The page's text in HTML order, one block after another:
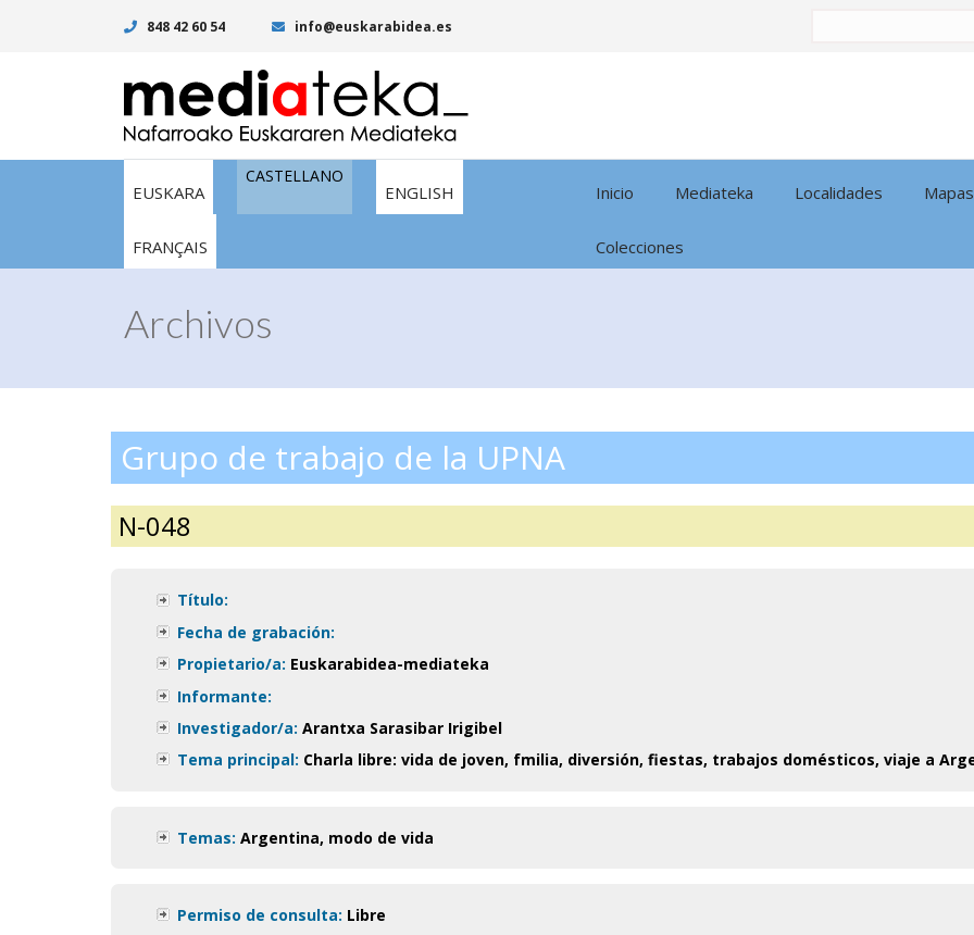
848 42 60 54 info@euskarabidea.es
EUSKARA
CASTELLANO
ENGLISH
FRANÇAIS
Inicio Mediateka Localidades Mapas
Colecciones
Archivos
Grupo de trabajo de la UPNA
N-048
Título:
Fecha de grabación:
Propietario/a: Euskarabidea-mediateka
Informante:
Investigador/a: Arantxa Sarasibar Irigibel
Tema principal: Charla libre: vida de joven, fmilia, diversión, fiestas, trabajos domésticos, viaje a
Temas: Argentina, modo de vida
Permiso de consulta: Libre